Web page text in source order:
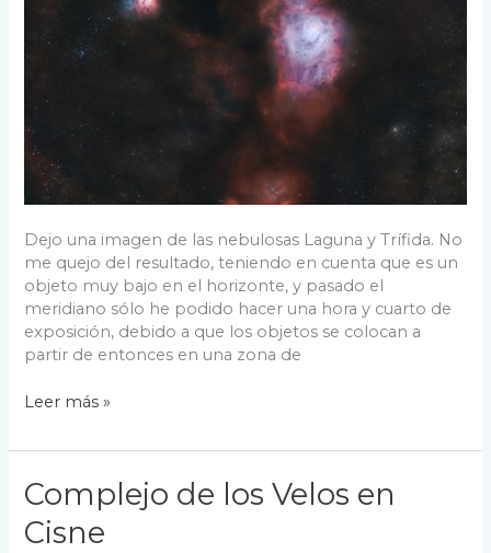
Dejo una imagen de las nebulosas Laguna y Trífida. No
me quejo del resultado, teniendo en cuenta que es un
objeto muy bajo en el horizonte, y pasado el
meridiano sólo he podido hacer una hora y cuarto de
exposición, debido a que los objetos se colocan a
partir de entonces en una zona de
Nebulosas
Y
Leer más »
Complejo de los Velos en
Cisne